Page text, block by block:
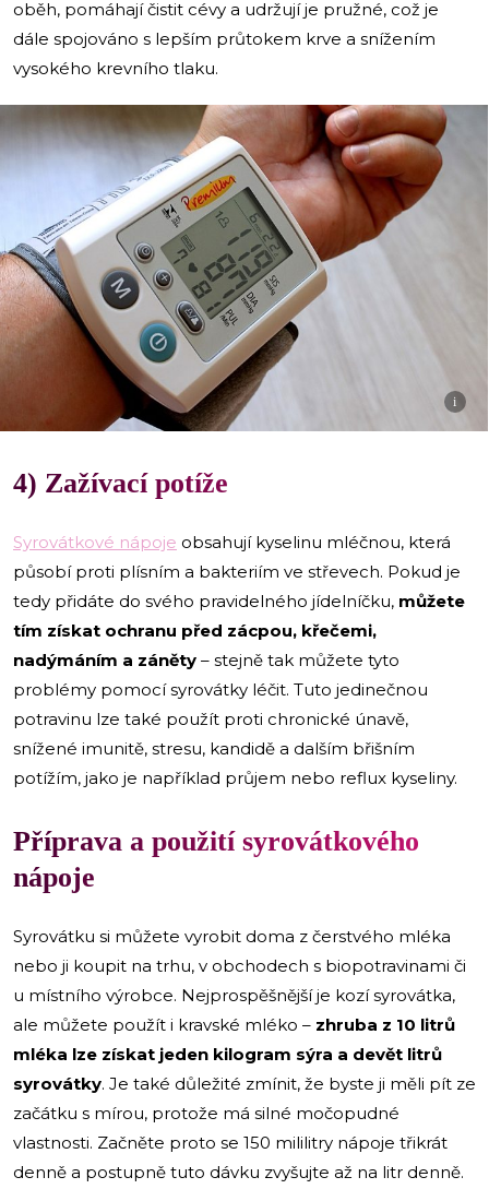
oběh, pomáhají čistit cévy a udržují je pružné, což je
dále spojováno s lepším průtokem krve a snížením
vysokého krevního tlaku.
i
4) Zažívací potíže
Syrovátkové nápoje obsahují kyselinu mléčnou, která
působí proti plísním a bakteriím ve střevech. Pokud je
tedy přidáte do svého pravidelného jídelníčku, můžete
tím získat ochranu před zácpou, křečemi,
nadýmáním a záněty – stejně tak můžete tyto
problémy pomocí syrovátky léčit. Tuto jedinečnou
potravinu lze také použít proti chronické únavě,
snížené imunitě, stresu, kandidě a dalším břišním
potížím, jako je například průjem nebo reflux kyseliny.
Příprava a použití syrovátkového
nápoje
Syrovátku si můžete vyrobit doma z čerstvého mléka
nebo ji koupit na trhu, v obchodech s biopotravinami či
u místního výrobce. Nejprospěšnější je kozí syrovátka,
ale můžete použít i kravské mléko – zhruba z 10 litrů
mléka lze získat jeden kilogram sýra a devět litrů
syrovátky. Je také důležité zmínit, že byste ji měli pít ze
začátku s mírou, protože má silné močopudné
vlastnosti. Začněte proto se 150 mililitry nápoje třikrát
denně a postupně tuto dávku zvyšujte až na litr denně.